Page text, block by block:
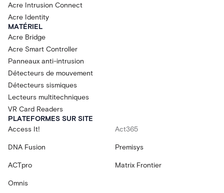
Acre Intrusion Connect
Acre Identity
MATÉRIEL
Acre Bridge
Acre Smart Controller
Panneaux anti-intrusion
Détecteurs de mouvement
Détecteurs sismiques
Lecteurs multitechniques
VR Card Readers
PLATEFORMES SUR SITE
Access It!
Act365
DNA Fusion Premisys
ACTpro Matrix Frontier
Omnis